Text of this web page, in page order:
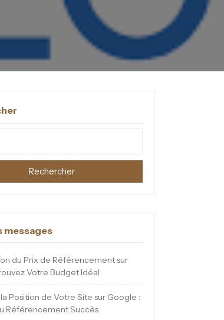
Rechercher
messages
du Prix de Référencement sur
Votre Budget Idéal
Position de Votre Site sur Google :
Référencement Succès